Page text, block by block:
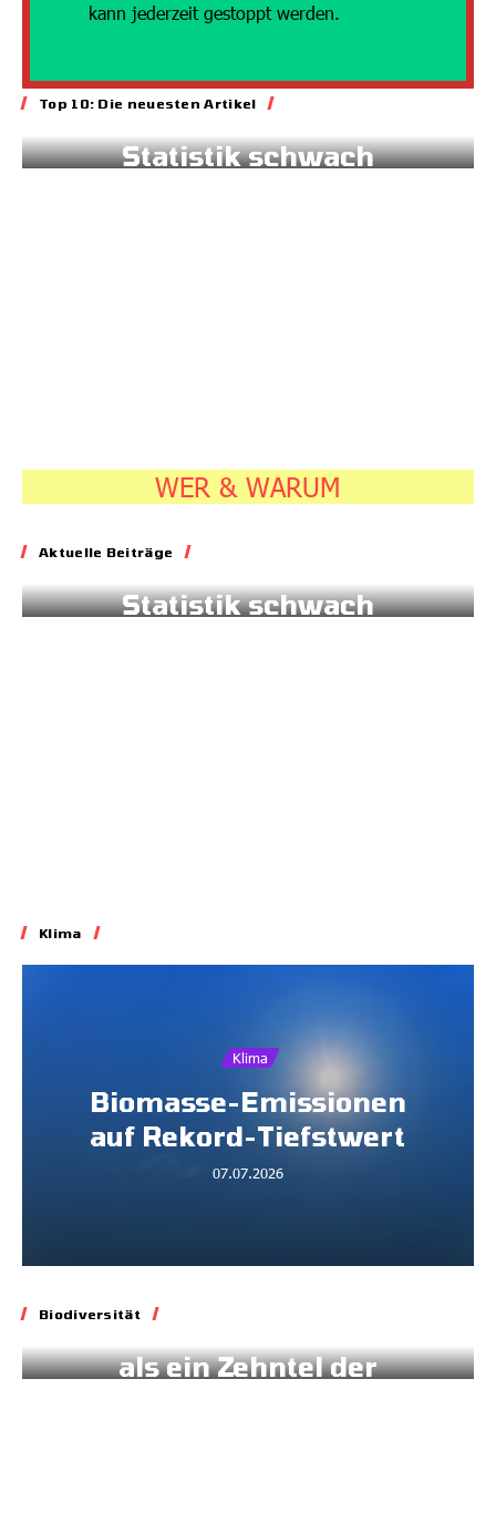
kann jederzeit gestoppt werden.
Top 10: Die neuesten Artikel
Baum&Acker
Schwerkraft
WER & WARUM
Aktuelle Beiträge
Schweizer Klima-
Statistik schwach
Klima
Klima
Biomasse-Emissionen
auf Rekord-Tiefstwert
07.07.2026
Biodiversität
als ein Zehntel der